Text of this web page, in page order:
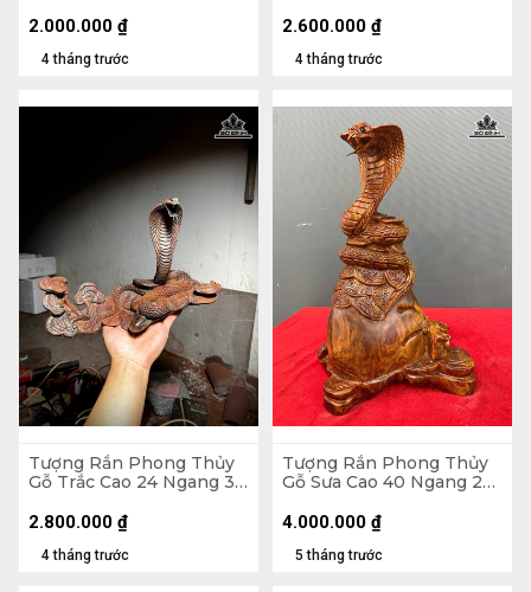
4 tháng trước
2.000.000 ₫
4 tháng trước
2.600.000 ₫
Tượng Rắn Phong Thủy
Gỗ Trắc Cao 24 Ngang 34
4 tháng trước
2.800.000 ₫
Tượng Rắn Phong Thủy
Gỗ Sưa Cao 40 Ngang 26
5 tháng trước
4.000.000 ₫